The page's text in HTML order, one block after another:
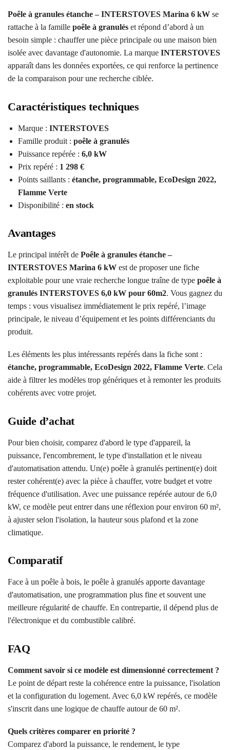
Poêle à granules étanche – INTERSTOVES Marina 6 kW se
rattache à la famille poêle à granulés et répond d’abord à un
besoin simple : chauffer une pièce principale ou une maison bien
isolée avec davantage d'autonomie. La marque INTERSTOVES
apparaît dans les données exportées, ce qui renforce la pertinence
de la comparaison pour une recherche ciblée.
Caractéristiques techniques
Marque : INTERSTOVES
Famille produit : poêle à granulés
Puissance repérée : 6,0 kW
Prix repéré : 1 298 €
Points saillants : étanche, programmable, EcoDesign 2022,
Flamme Verte
Disponibilité : en stock
Avantages
Le principal intérêt de Poêle à granules étanche –
INTERSTOVES Marina 6 kW est de proposer une fiche
exploitable pour une vraie recherche longue traîne de type poêle à
granulés INTERSTOVES 6,0 kW pour 60m2. Vous gagnez du
temps : vous visualisez immédiatement le prix repéré, l’image
principale, le niveau d’équipement et les points différenciants du
produit.
Les éléments les plus intéressants repérés dans la fiche sont :
étanche, programmable, EcoDesign 2022, Flamme Verte. Cela
aide à filtrer les modèles trop génériques et à remonter les produits
cohérents avec votre projet.
Guide d’achat
Pour bien choisir, comparez d'abord le type d'appareil, la
puissance, l'encombrement, le type d'installation et le niveau
d'automatisation attendu. Un(e) poêle à granulés pertinent(e) doit
rester cohérent(e) avec la pièce à chauffer, votre budget et votre
fréquence d'utilisation. Avec une puissance repérée autour de 6,0
kW, ce modèle peut entrer dans une réflexion pour environ 60 m²,
à ajuster selon l'isolation, la hauteur sous plafond et la zone
climatique.
Comparatif
Face à un poêle à bois, le poêle à granulés apporte davantage
d'automatisation, une programmation plus fine et souvent une
meilleure régularité de chauffe. En contrepartie, il dépend plus de
l'électronique et du combustible calibré.
FAQ
Comment savoir si ce modèle est dimensionné correctement ?
Le point de départ reste la cohérence entre la puissance, l'isolation
et la configuration du logement. Avec 6,0 kW repérés, ce modèle
s'inscrit dans une logique de chauffe autour de 60 m².
Quels critères comparer en priorité ?
Comparez d'abord la puissance, le rendement, le type